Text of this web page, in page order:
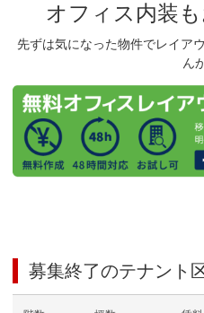
オフィス内装
先ずは気になった物件でレイア
ん
募集終了のテナント